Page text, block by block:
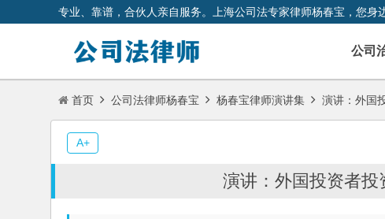
专业、靠谱，合伙人亲自服务。上海公司法专家律师杨春宝，您身
公司
首页 公司法律师杨春宝 杨春宝律师演讲集 演讲：外国
演讲：外国投资者投
A+